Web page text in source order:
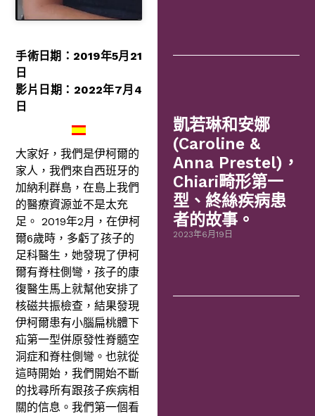
手術日期：2019年5月21
日
影片日期：2022年7月4
日
大家好，我們是伊柯爾的
家人，我們來自西班牙的
加納利群島，在島上我們
的醫療資源並不是太充
足。 2019年2月，在伊柯
爾6歲時，多虧了孩子的
足科醫生，她發現了伊柯
爾有脊柱側彎，孩子的康
復醫生馬上就幫他安排了
核磁共振檢查，結果發現
伊柯爾患有小腦扁桃體下
疝第一型併原發性脊髓空
洞症和脊柱側彎。也就從
這時開始，我們開始不斷
的找尋所有跟孩子疾病相
關的信息。我們第一個看
凱若琳和安娜
(Caroline &
Anna Prestel)，
Chiari畸形第一
型、終絲疾病患
者的故事。
2023年6月19日